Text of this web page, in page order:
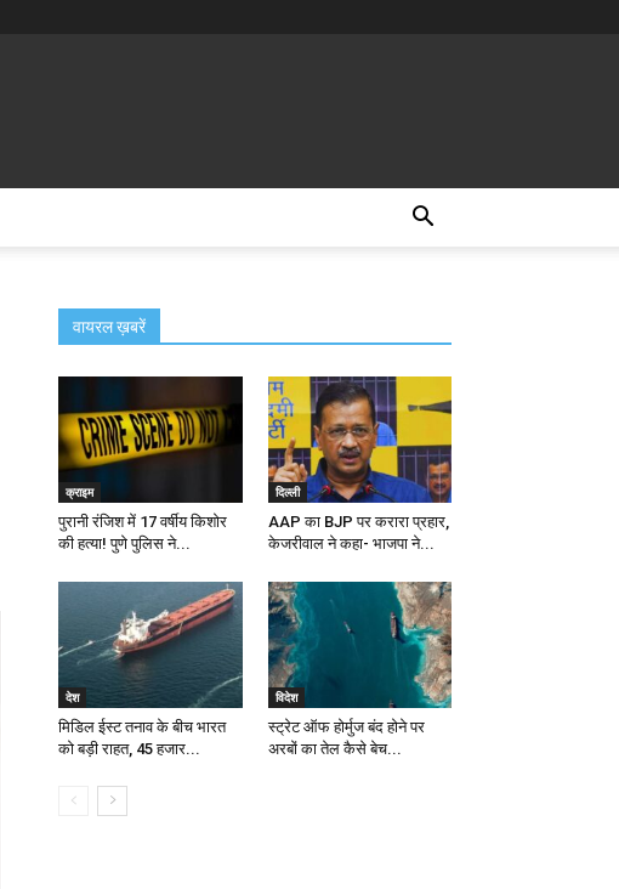
वायरल ख़बरें
क्राइम
पुरानी रंजिश में 17 वर्षीय किशोर
की हत्या! पुणे पुलिस ने...
दिल्ली
AAP का BJP पर करारा प्रहार,
केजरीवाल ने कहा- भाजपा ने...
देश
मिडिल ईस्ट तनाव के बीच भारत
को बड़ी राहत, 45 हजार...
विदेश
स्ट्रेट ऑफ होर्मुज बंद होने पर
अरबों का तेल कैसे बेच...